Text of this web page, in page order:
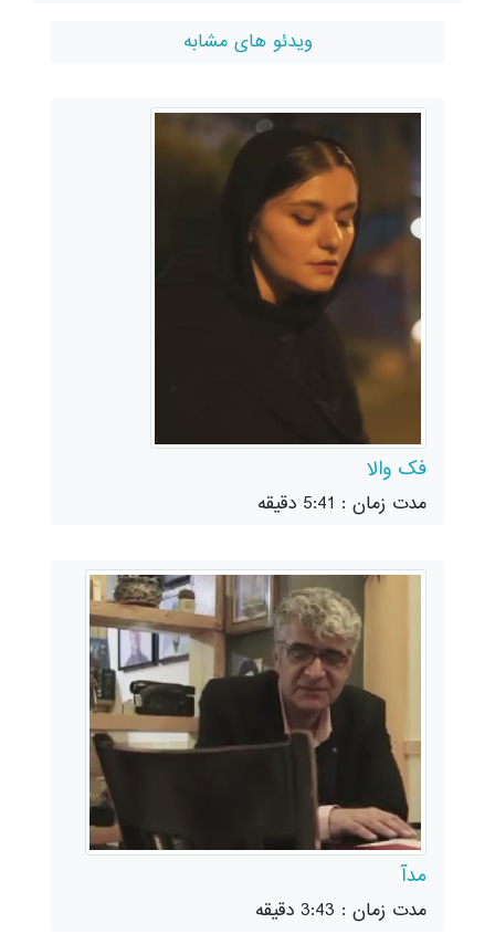
ویدئو های مشابه
فک والا
مدت زمان : 5:41 دقیقه
مدآ
مدت زمان : 3:43 دقیقه